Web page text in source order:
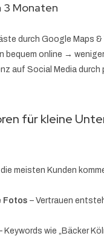
3 Monaten
durch Google Maps &
bequem online →
auf Social Media
für kleine
die meisten Kunden
Fotos – Vertrauen
Keywords wie „Bäcker